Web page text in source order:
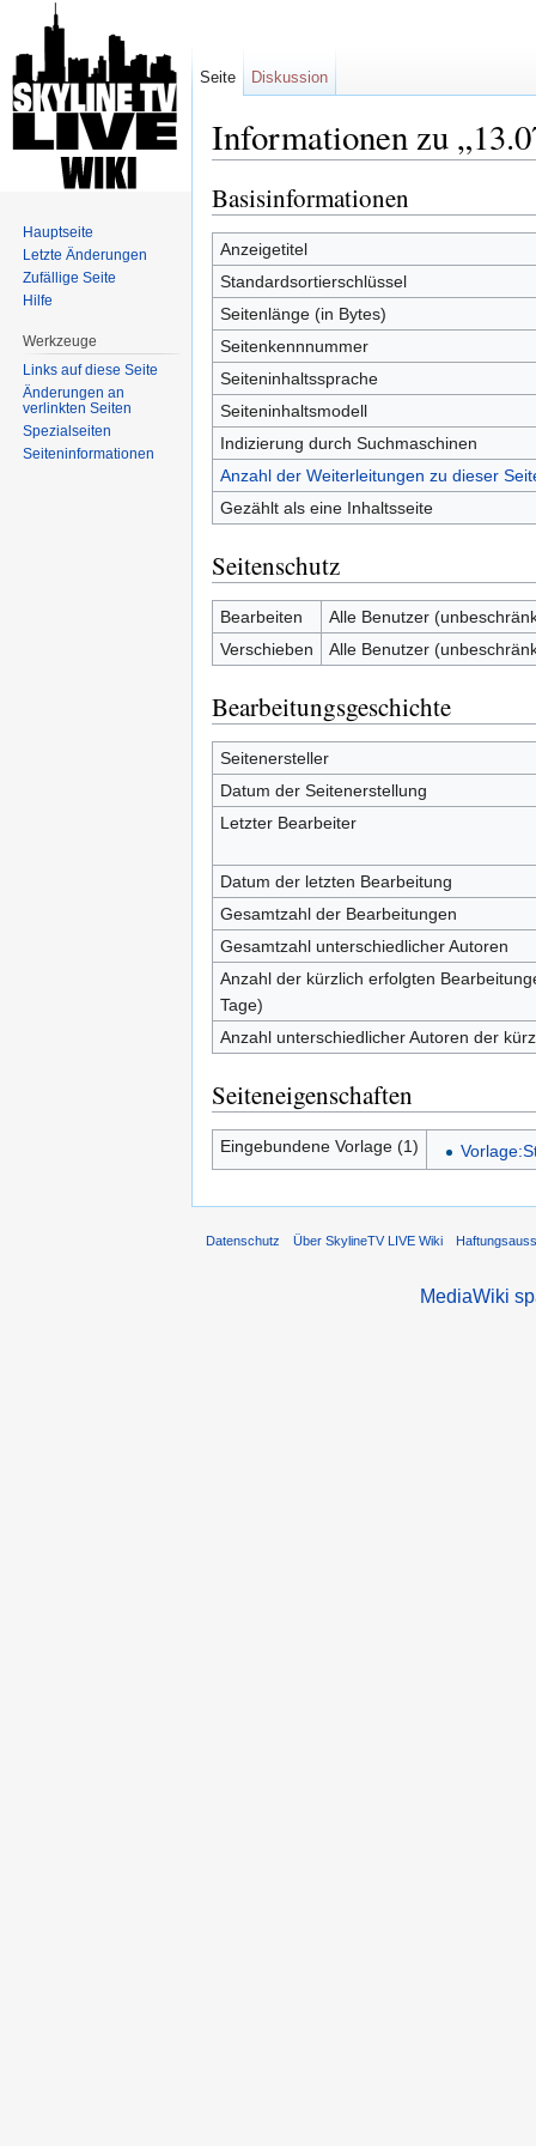
Informationen zu
Basisinformationen
Anzeigetitel
Standardsortierschlüssel
Seitenlänge (in Bytes)
Seitenkennnummer
Seiteninhaltssprache
Seiteninhaltsmodell
Indizierung durch Suchmaschinen
Anzahl der Weiterleitungen zu dieser
Gezählt als eine Inhaltsseite
Seitenschutz
Bearbeiten
Alle Benutzer
Verschieben
Alle Benutzer
Bearbeitungsgeschichte
Seitenersteller
Datum der Seitenerstellung
Letzter Bearbeiter
Datum der letzten Bearbeitung
Gesamtzahl der Bearbeitungen
Gesamtzahl unterschiedlicher Autoren
Anzahl der kürzlich erfolgten
Tage)
Anzahl unterschiedlicher Autoren der
Seiteneigenschaften
Eingebundene Vorlage (1)
Seite Diskussion
Hauptseite
Letzte Änderungen
Zufällige Seite
Hilfe
Werkzeuge
Links auf diese Seite
Änderungen an
verlinkten Seiten
Spezialseiten
Seiten­informationen
Datenschutz Über SkylineTV LIVE Wiki
MediaWiki